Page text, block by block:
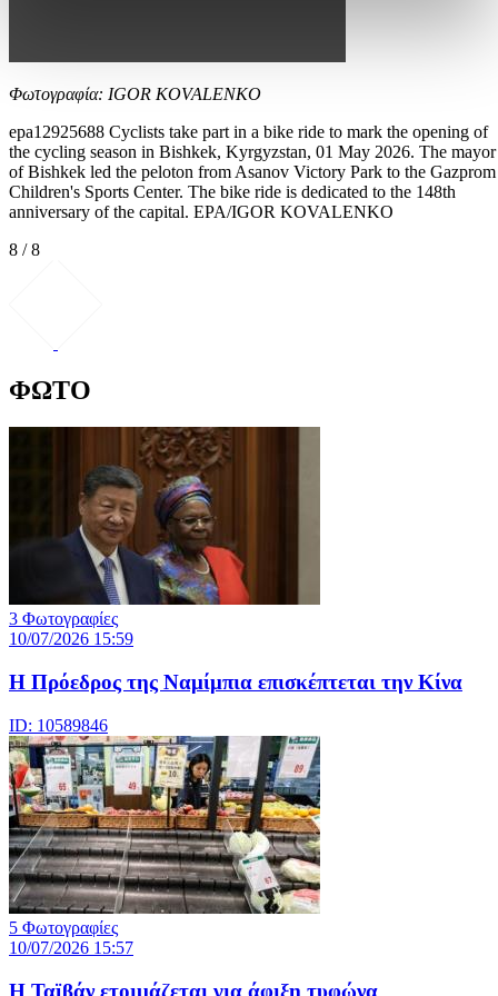
Φωτογραφία: IGOR KOVALENKO
epa12925688 Cyclists take part in a bike ride to mark the opening of
the cycling season in Bishkek, Kyrgyzstan, 01 May 2026. The mayor
of Bishkek led the peloton from Asanov Victory Park to the Gazprom
Children's Sports Center. The bike ride is dedicated to the 148th
anniversary of the capital. EPA/IGOR KOVALENKO
8 / 8
ΦΩΤΟ
3 Φωτογραφίες
10/07/2026 15:59
Η Πρόεδρος της Ναμίμπια επισκέπτεται την Κίνα
ID: 10589846
5 Φωτογραφίες
10/07/2026 15:57
Η Ταϊβάν ετοιμάζεται για άφιξη τυφώνα